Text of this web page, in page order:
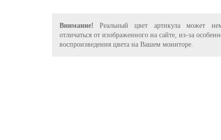
Внимание! Реальный цвет артикула может
отличаться от изображенного на сайте, из-за
воспроизведения цвета на Вашем мониторе.